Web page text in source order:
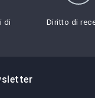
di
Diritto di